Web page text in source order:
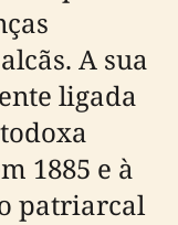
A sua
ligada
1885 e à
patriarcal